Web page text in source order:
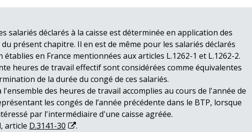
salariés déclarés à la caisse est déterminée en application des
présent chapitre. Il en est de même pour les salariés déclarés
en France mentionnées aux articles L.1262-1 et L.1262-2.
heures de travail effectif sont considérées comme équivalentes
de la durée du congé de ces salariés.
des heures de travail accomplies au cours de l'année de
les congés de l’année précédente dans le BTP, lorsque
par l'intermédiaire d'une caisse agréée.
article D.3141-30 .